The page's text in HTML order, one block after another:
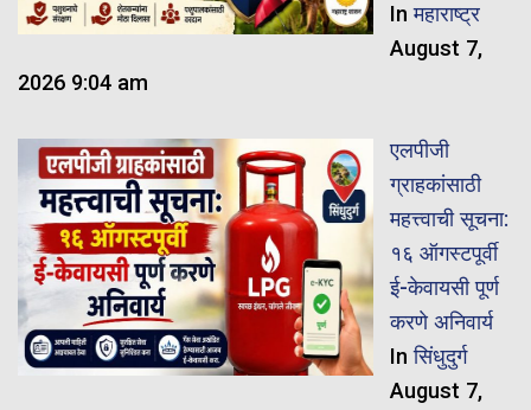
Inमहाराष्ट्र
August 7,
2026 9:04 am
एलपीजी
ग्राहकांसाठी
महत्त्वाची सूचना:
१६ ऑगस्टपूर्वी
ई-केवायसी पूर्ण
करणे अनिवार्य
Inसिंधुदुर्ग
August 7,